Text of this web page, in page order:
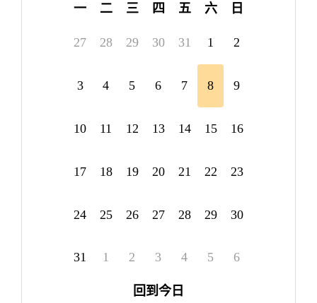
一
二 三 四 五 六 日
27 28 29 30 31 1 2
3 4 5 6 7 8 9
10 11 12 13 14 15 16
17 18 19 20 21 22 23
24 25 26 27 28 29 30
31 1 2 3 4 5 6
回到今日